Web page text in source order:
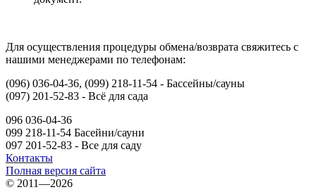
Для осуществления процедуры обмена/возврата свяжитесь с
нашими менеджерами по телефонам:
(096) 036-04-36, (099) 218-11-54 - Бассейны/сауны
(097) 201-52-83 - Всё для сада
096 036-04-36
099 218-11-54 Басейни/сауни
097 201-52-83 - Все для саду
Контакты
Полная версия сайта
© 2011—2026